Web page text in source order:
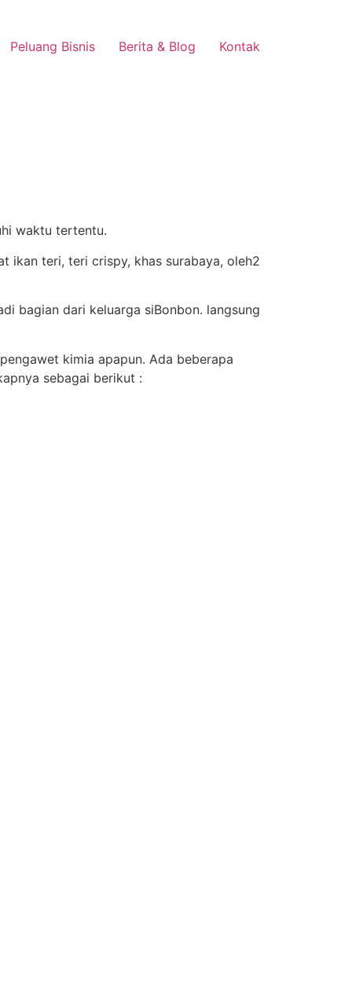
Peluang Bisnis Berita & Blog Kontak
waktu tertentu.
bagian dari keluarga siBonbon. langsung
kimia apapun. Ada beberapa
sebagai berikut :